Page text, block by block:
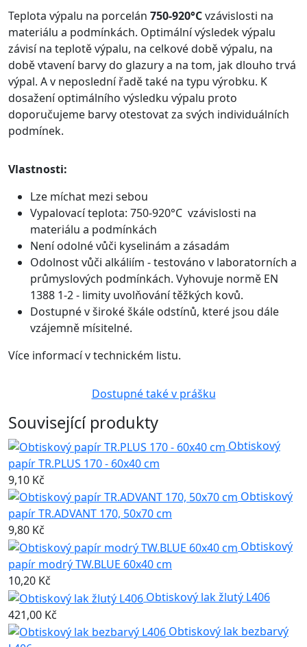
Teplota výpalu na porcelán 750-920°Cvzávislosti na
materiálu a podmínkách. Optimální výsledek výpalu
závisí na teplotě výpalu, na celkové době výpalu, na
době vtavení barvy do glazury a na tom, jak dlouho trvá
výpal. A v neposlední řadě také na typu výrobku. K
dosažení optimálního výsledku výpalu proto
doporučujeme barvy otestovat za svých individuálních
podmínek.
Vlastnosti:
Lze míchat mezi sebou
Vypalovací teplota: 750-920°C vzávislosti na
materiálu a podmínkách
Není odolné vůči kyselinám a zásadám
Odolnost vůči alkáliím - testováno v laboratorních a
průmyslových podmínkách. Vyhovuje normě EN
1388 1-2 - limity uvolňování těžkých kovů.
Dostupné v široké škále odstínů, které jsou dále
vzájemně mísitelné.
Více informací v technickém listu.
Dostupné také v prášku
Související produkty
Obtiskový
papír TR.PLUS 170 - 60x40 cm
9,10 Kč
Obtiskový
papír TR.ADVANT 170, 50x70 cm
9,80 Kč
Obtiskový
papír modrý TW.BLUE 60x40 cm
10,20 Kč
Obtiskový lak žlutý L406
421,00 Kč
Obtiskový lak bezbarvý